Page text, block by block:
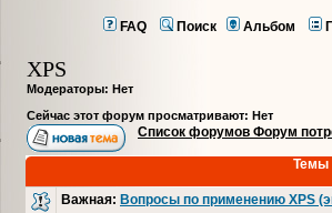
FAQ Поиск Альбом
XPS
Модераторы: Нет
Сейчас этот форум просматривают: Нет
Список форумов Форум
Темы
Важная: Вопросы по применению XPS